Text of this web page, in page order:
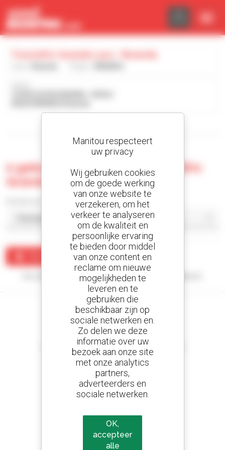
0 gebruikte machine bij Tractafric
Grands Lacs - Rwanda
Maak een waarschuwing
Uw zoekopdracht heeft geen enkel resultaat opgeleverd.
Stel meldingen in
en ontvang advertenties van tweedehandsmaterieel
800 dealers
Cookies beheer paneel
Manitou respecteert
uw privacy
Wij gebruiken cookies
om de goede werking
van onze website te
verzekeren, om het
verkeer te analyseren
om de kwaliteit en
persoonlijke ervaring
te bieden door middel
van onze content en
reclame om nieuwe
mogelijkheden te
leveren en te
gebruiken die
beschikbaar zijn op
sociale netwerken en.
Zo delen we deze
informatie over uw
bezoek aan onze site
met onze analytics
partners,
adverteerders en
sociale netwerken.
OK,
accepteer
alle